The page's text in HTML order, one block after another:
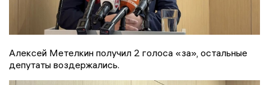
Алексей Метелкин получил 2 голоса «за», остальные
депутаты воздержались.